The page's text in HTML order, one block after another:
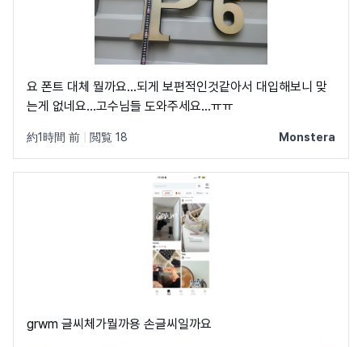
요 폰트 대체 뭘까요...되게 보편적인것같아서 대입해보니 맞
는게 없네요...고수님들 도와주세요...ㅠㅠ
約1時間 前 閲覧 18 Monstera
grwm 글씨체가뭘까용 손글씨일까요